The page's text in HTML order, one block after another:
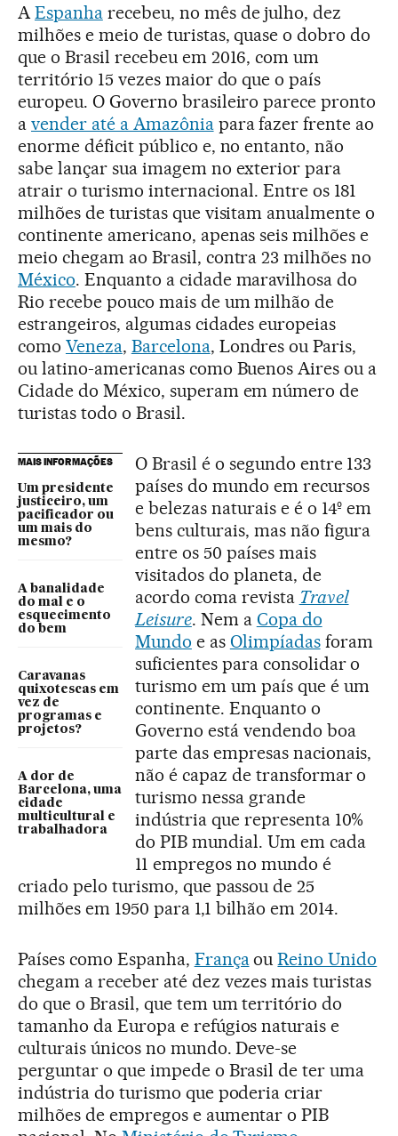
A Espanharecebeu, no mês de julho, dez
milhões e meio de turistas, quase o dobro do
que o Brasil recebeu em 2016, com um
território 15 vezes maior do que o país
europeu. O Governo brasileiro parece pronto
a vender até a Amazôniapara fazer frente ao
enorme déficit público e, no entanto, não
sabe lançar sua imagem no exterior para
atrair o turismo internacional. Entre os 181
milhões de turistas que visitam anualmente o
continente americano, apenas seis milhões e
meio chegam ao Brasil, contra 23 milhões no
México. Enquanto a cidade maravilhosa do
Rio recebe pouco mais de um milhão de
estrangeiros, algumas cidades europeias
como Veneza, Barcelona, Londres ou Paris,
ou latino-americanas como Buenos Aires ou a
Cidade do México, superam em número de
turistas todo o Brasil.
MAIS INFORMAÇÕES
Um presidente
justiceiro, um
pacificador ou
um mais do
mesmo?
A banalidade
do mal e o
esquecimento
do bem
Caravanas
quixotescas em
vez de
programas e
projetos?
A dor de
Barcelona, uma
cidade
multicultural e
trabalhadora
O Brasil é o segundo entre 133
países do mundo em recursos
e belezas naturais e é o 14º em
bens culturais, mas não figura
entre os 50 países mais
visitados do planeta, de
acordo coma revista Travel
Leisure. Nem a Copa do
Mundo e as Olimpíadasforam
suficientes para consolidar o
turismo em um país que é um
continente. Enquanto o
Governo está vendendo boa
parte das empresas nacionais,
não é capaz de transformar o
turismo nessa grande
indústria que representa 10%
do PIB mundial. Um em cada
11 empregos no mundo é
criado pelo turismo, que passou de 25
milhões em 1950 para 1,1 bilhão em 2014.
Países como Espanha, FrançaouReino Unido
chegam a receber até dez vezes mais turistas
do que o Brasil, que tem um território do
tamanho da Europa e refúgios naturais e
culturais únicos no mundo. Deve-se
perguntar o que impede o Brasil de ter uma
indústria do turismo que poderia criar
milhões de empregos e aumentar o PIB